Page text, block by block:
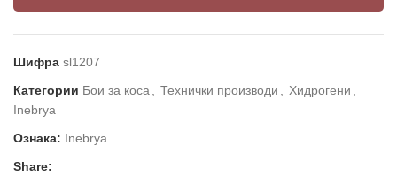
Шифра sl1207
Категории Бои за коса Технички производи Хидрогени
Inebrya
Ознака: Inebrya
Share: